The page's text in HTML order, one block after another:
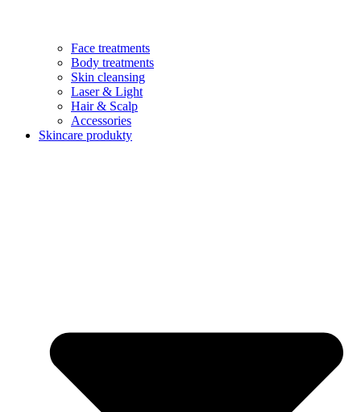
Face treatments
Body treatments
Skin cleansing
Laser & Light
Hair & Scalp
Accessories
Skincare produkty